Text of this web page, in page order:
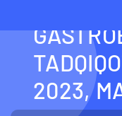
2023,